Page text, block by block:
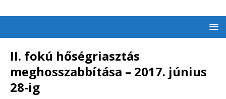
II. fokú hőségriasztás
meghosszabbítása – 2017. június
28-ig